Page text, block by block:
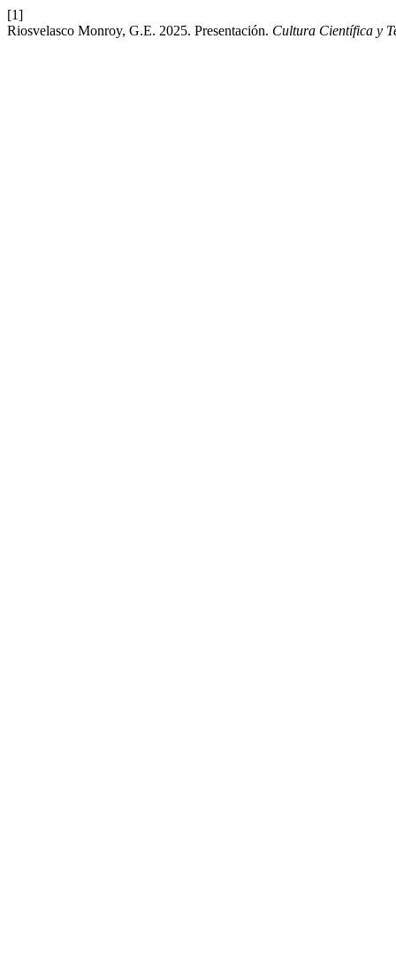
[1]
Riosvelasco Monroy, G.E. 2025. Presentación. Cultura Científica y